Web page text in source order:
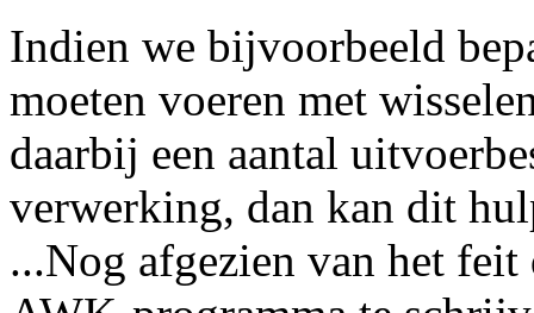
Indien we bijvoorbeeld
moeten voeren met
daarbij een aantal
verwerking, dan kan dit
...Nog afgezien van het